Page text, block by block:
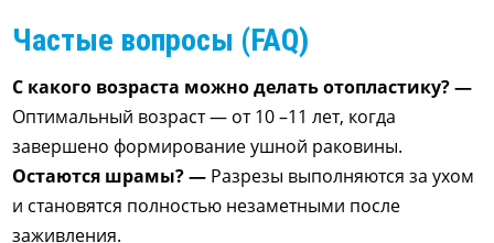
Частые вопросы (FAQ)
С какого возраста можно делать отопластику? —
Оптимальный возраст — от 10 –11 лет, когда
завершено формирование ушной раковины.
Остаются шрамы? — Разрезы выполняются за ухом
и становятся полностью незаметными после
заживления.